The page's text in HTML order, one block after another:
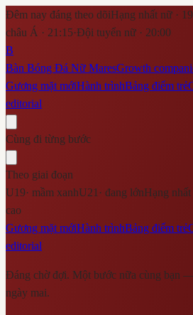
Đêm nay đáng theo dõiHạng nhất nữ ·
châu Á · 21:15·Đội tuyển nữ · 20:00
B
Bàn Bóng Đá Nữ MaresGrowth
Gương mặt mớiHành trìnhBảng điểm trẻ
editorial
Cùng đi từng bước
Theo giai đoạn
U19· mầm xanhU21 · đang lớnHạng
cao
Gương mặt mớiHành trìnhBảng điểm trẻ
editorial
Đáng chờ đợi. Một bước nữa cùng bạn
ngày mai.